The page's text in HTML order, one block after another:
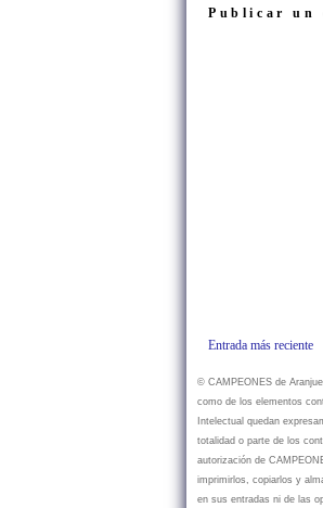
Publicar un
Entrada más reciente
© CAMPEONES de
como de los elementos
Intelectual quedan
totalidad o parte de los
autorización de
imprimirlos, copiarlos y
en sus entradas ni de las